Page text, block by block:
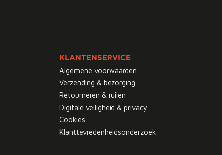
KLANTENSERVICE
Algemene voorwaarden
Verzending & bezorging
Retourneren & ruilen
Digitale veiligheid & privacy
Cookies
Klanttevredenheidsonderzoek